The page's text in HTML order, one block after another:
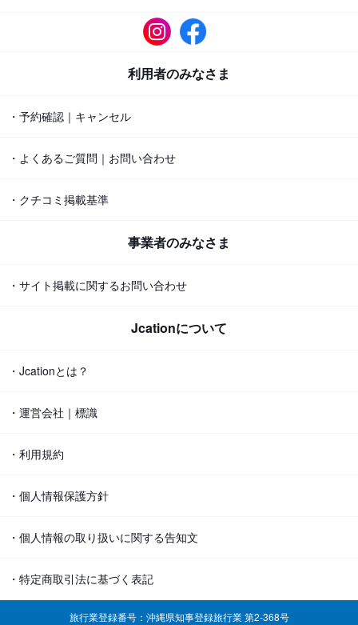
利用者のみなさま
・予約確認｜キャンセル
・よくあるご質問｜お問い合わせ
・クチコミ掲載基準
事業者のみなさま
・サイト掲載に関するお問い合わせ
Jcationについて
・Jcationとは？
・運営会社｜標識
・利用規約
・個人情報保護方針
・個人情報の取り扱いに関する告知文
・特定商取引法に基づく表記
旅行業登録番号：沖縄県知事登録旅行業 第2-368号